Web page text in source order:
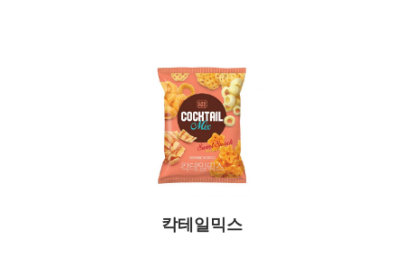
칵테일믹스